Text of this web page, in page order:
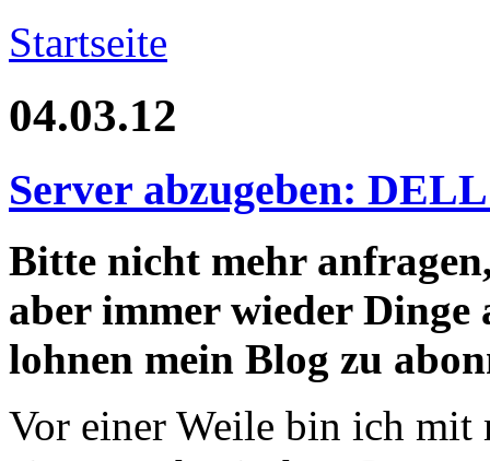
Startseite
04.03.12
Server abzugeben:
Bitte nicht mehr
aber immer wieder Dinge
lohnen mein Blog zu
Vor einer Weile bin ich mit